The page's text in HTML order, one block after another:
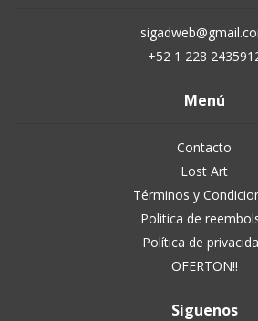
+52 1 228
Menú
Contacto
Lost Art
Términos y
Politica de
Política de
OFERTON!!
Síguenos